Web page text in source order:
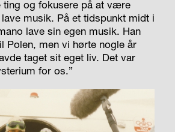
ting og fokusere på at være
musik. På et tidspunkt midt i
lave sin egen musik. Han
Polen, men vi hørte nogle år
taget sit eget liv. Det var
for os.”